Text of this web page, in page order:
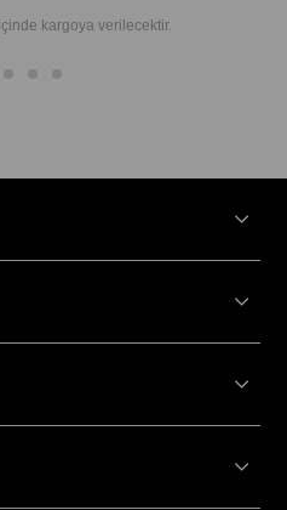
kargoya verilecektir.